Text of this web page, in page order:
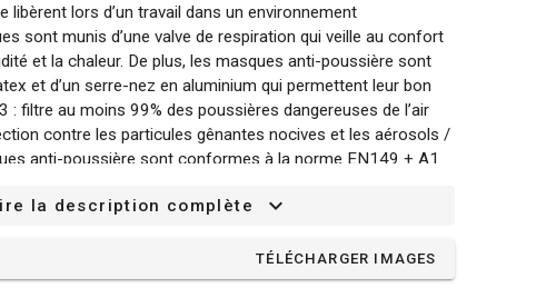
libèrent lors d’un travail dans un environnement
sont munis d’une valve de respiration qui veille au confort
et la chaleur. De plus, les masques anti-poussière sont
et d’un serre-nez en aluminium qui permettent leur bon
: filtre au moins 99% des poussières dangereuses de l’air
contre les particules gênantes nocives et les aérosols /
anti-poussière sont conformes à la norme EN149 + A1.
la description complète
TÉLÉCHARGER IMAGES